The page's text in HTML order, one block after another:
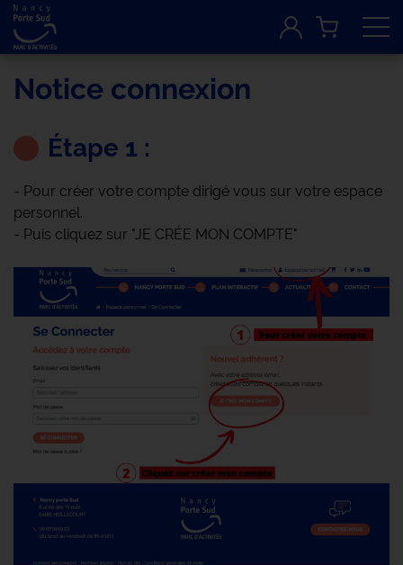
Notice connexion
Étape 1 :
- Pour créer votre compte dirigé vous sur votre espace
personnel.
- Puis cliquez sur "JE CRÉE MON COMPTE"